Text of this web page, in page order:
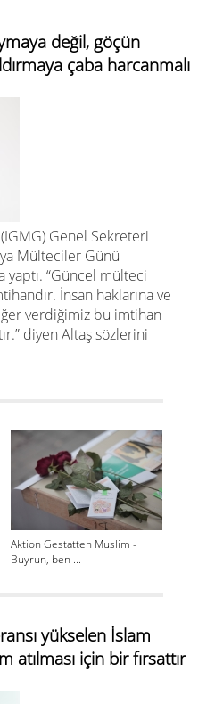
değil, göçün
çaba harcanmalı
Genel Sekreteri
Mülteciler Günü
yaptı. “Güncel mülteci
İnsan haklarına ve
verdiğimiz bu imtihan
diyen Altaş sözlerini
Aktion Gestatten Muslim -
Buyrun, ben ...
yükselen İslam
atılması için bir fırsattır